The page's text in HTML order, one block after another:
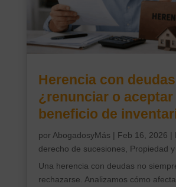
Herencia con
¿renunciar o aceptar
beneficio de
por AbogadosyMás | Feb 16, 2026 |
derecho de sucesiones
Propiedad
Una herencia con deudas no
rechazarse. Analizamos cómo